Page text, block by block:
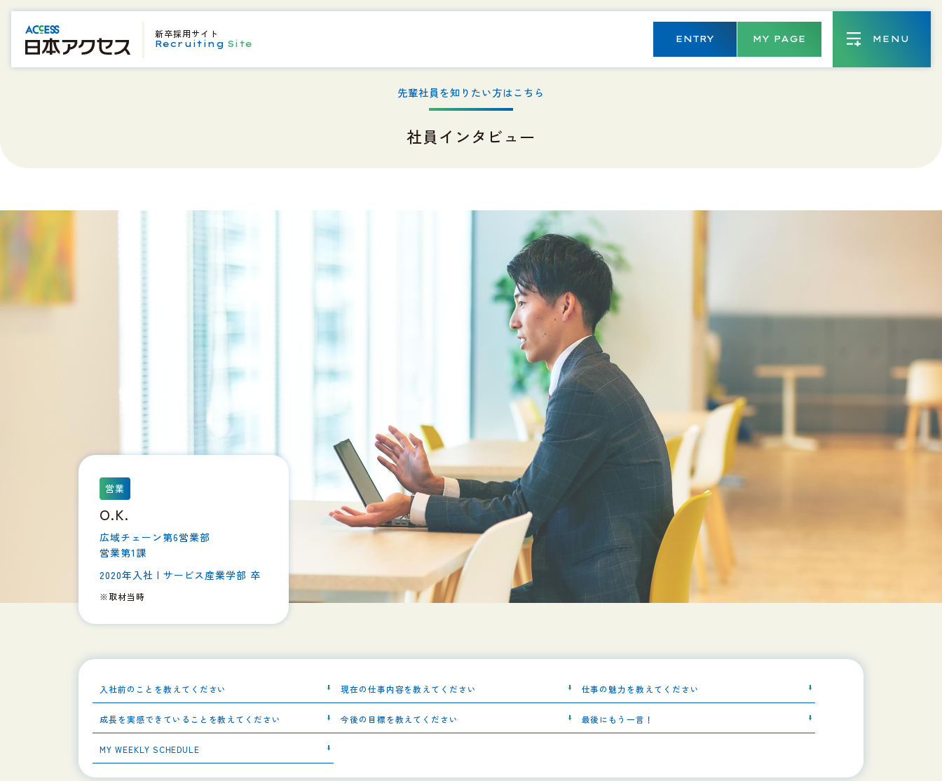
新卒採用サイト
Recruiting Site ENTRY MY PAGE
先輩社員を知りたい方はこちら
社員インタビュー
営業
O.K.
広域チェーン第6営業部
営業第1課
2020年入社 | サービス産業学部 卒
※取材当時
入社前のことを教えてください 現在の仕事内容を教えてください 仕事の魅力を教えてください
成長を実感できていることを教えてください 今後の目標を教えてください 最後にもう一言！
MY WEEKLY SCHEDULE